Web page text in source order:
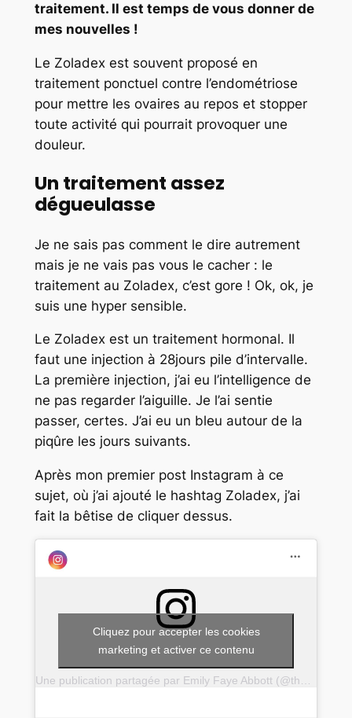
traitement. Il est temps de vous donner de
mes nouvelles !
Le Zoladex est souvent proposé en
traitement ponctuel contre l’endométriose
pour mettre les ovaires au repos et stopper
toute activité qui pourrait provoquer une
douleur.
Un traitement assez
dégueulasse
Je ne sais pas comment le dire autrement
mais je ne vais pas vous le cacher : le
traitement au Zoladex, c’est gore ! Ok, ok, je
suis une hyper sensible.
Le Zoladex est un traitement hormonal. Il
faut une injection à 28jours pile d’intervalle.
La première injection, j’ai eu l’intelligence de
ne pas regarder l’aiguille. Je l’ai sentie
passer, certes. J’ai eu un bleu autour de la
piqûre les jours suivants.
Après mon premier post Instagram à ce
sujet, où j’ai ajouté le hashtag Zoladex, j’ai
fait la bêtise de cliquer dessus.
Cliquez pour accepter les cookies
marketing et activer ce contenu